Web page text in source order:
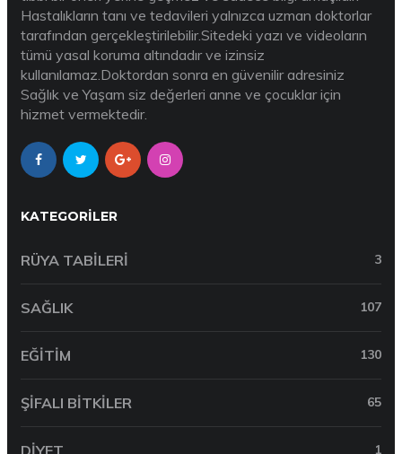
Hastalıkların tanı ve tedavileri yalnızca uzman doktorlar
tarafından gerçekleştirilebilir.Sitedeki yazı ve videoların
tümü yasal koruma altındadır ve izinsiz
kullanılamaz.Doktordan sonra en güvenilir adresiniz
Sağlık ve Yaşam siz değerleri anne ve çocuklar için
hizmet vermektedir.
KATEGORILER
RÜYA TABILERI 3
SAĞLIK 107
EĞITIM 130
ŞIFALI BITKILER 65
DIYET 1